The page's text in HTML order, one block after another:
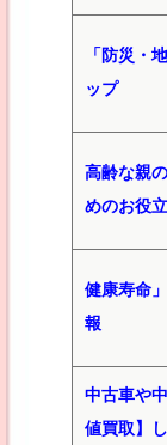
「防災・
ップ
高齢な親
めのお役
健康寿命
報
中古車や
値買取】